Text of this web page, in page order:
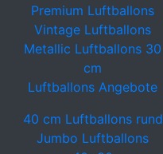
Premium Luftballons
Vintage Luftballons
Metallic Luftballons 30
cm
Luftballons Angebote
40 cm Luftballons rund
Jumbo Luftballons